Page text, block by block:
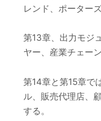
レンド、ポーター
第13章、出力モジ
ヤー、産業チェーン
第14章と第15章で
ル、販売代理店、
する。